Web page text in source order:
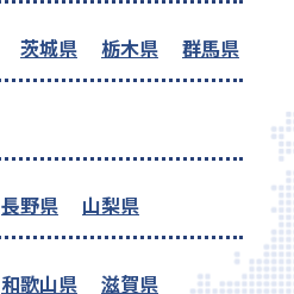
茨城県 栃木県 群馬県
長野県 山梨県
和歌山県 滋賀県